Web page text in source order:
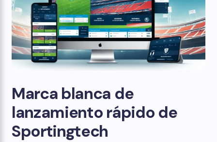
Marca blanca de
lanzamiento rápido de
Sportingtech